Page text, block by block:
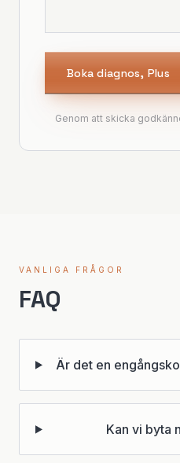
Boka diagnos, Plus
Genom att skicka
VANLIGA FRÅGOR
FAQ
Är det en
Kan vi byta